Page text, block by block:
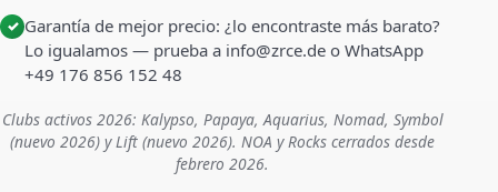
✓ Garantía de mejor precio: ¿lo encontraste más barato?
Lo igualamos — prueba a info@zrce.de o WhatsApp
+49 176 856 152 48
Clubs activos 2026: Kalypso, Papaya, Aquarius, Nomad, Symbol
(nuevo 2026) y Lift (nuevo 2026). NOA y Rocks cerrados desde
febrero 2026.